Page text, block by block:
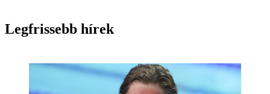
Legfrissebb hírek